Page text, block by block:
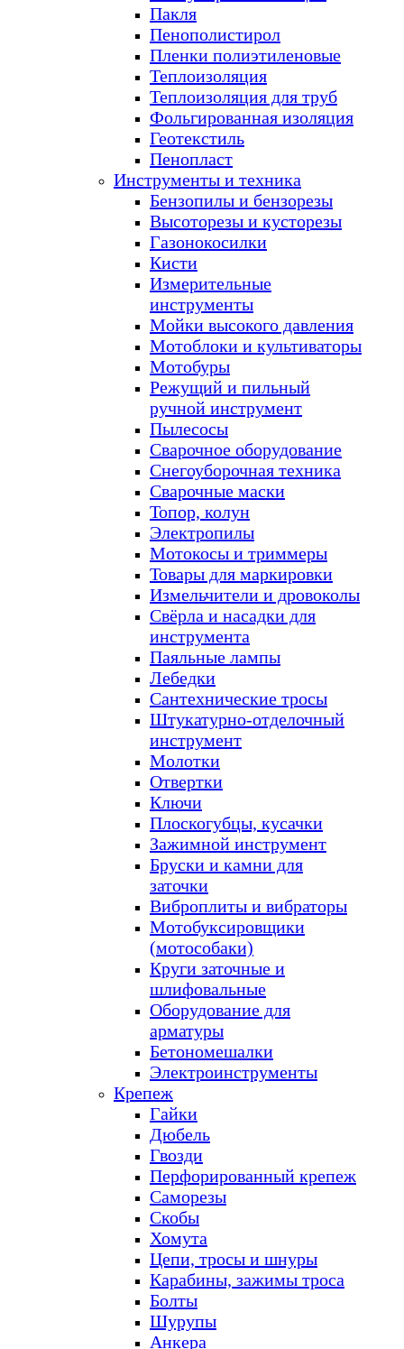
Пакля
Пенополистирол
Пленки полиэтиленовые
Теплоизоляция
Теплоизоляция для труб
Фольгированная изоляция
Геотекстиль
Пенопласт
Инструменты и техника
Бензопилы и бензорезы
Высоторезы и кусторезы
Газонокосилки
Кисти
Измерительные
инструменты
Мойки высокого давления
Мотоблоки и культиваторы
Мотобуры
Режущий и пильный
ручной инструмент
Пылесосы
Сварочное оборудование
Снегоуборочная техника
Сварочные маски
Топор, колун
Электропилы
Мотокосы и триммеры
Товары для маркировки
Измельчители и дровоколы
Свёрла и насадки для
инструмента
Паяльные лампы
Лебедки
Сантехнические тросы
Штукатурно-отделочный
инструмент
Молотки
Отвертки
Ключи
Плоскогубцы, кусачки
Зажимной инструмент
Бруски и камни для
заточки
Виброплиты и вибраторы
Мотобуксировщики
(мотособаки)
Круги заточные и
шлифовальные
Оборудование для
арматуры
Бетономешалки
Электроинструменты
Крепеж
Гайки
Дюбель
Гвозди
Перфорированный крепеж
Саморезы
Скобы
Хомута
Цепи, тросы и шнуры
Карабины, зажимы троса
Болты
Шурупы
Анкера